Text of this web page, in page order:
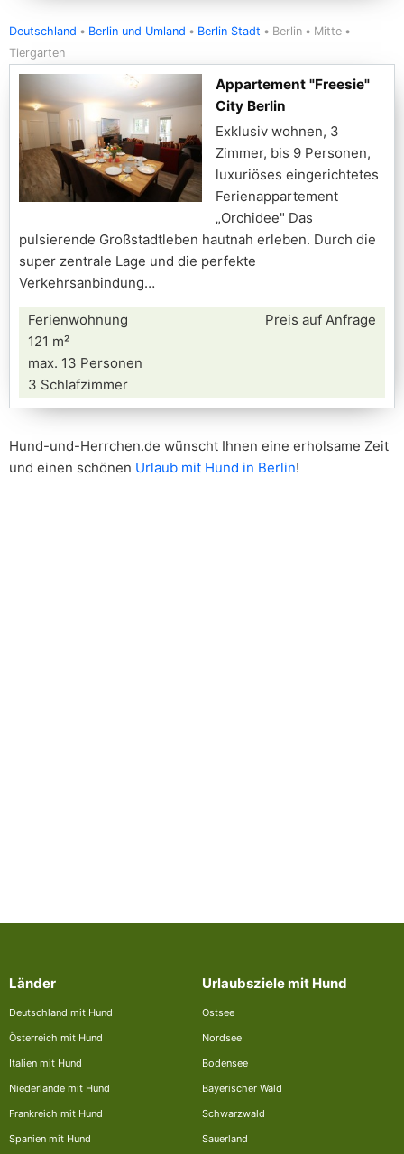
Deutschland Berlin und Umland Berlin Stadt Berlin
Mitte
Tiergarten
Appartement "Freesie"
City Berlin
Exklusiv wohnen, 3
Zimmer, bis 9 Personen,
luxuriöses eingerichtetes
Ferienappartement
„Orchidee" Das
pulsierende Großstadtleben hautnah erleben. Durch die
super zentrale Lage und die perfekte
Verkehrsanbindung
Ferienwohnung
121 m²
max. 13 Personen
3 Schlafzimmer
Preis auf Anfrage
Hund-und-Herrchen.de wünscht Ihnen eine erholsame Zeit
und einen schönen Urlaub mit Hund in Berlin!
Länder
Deutschland mit Hund
Österreich mit Hund
Italien mit Hund
Niederlande mit Hund
Frankreich mit Hund
Spanien mit Hund
Urlaubsziele mit Hund
Ostsee
Nordsee
Bodensee
Bayerischer Wald
Schwarzwald
Sauerland